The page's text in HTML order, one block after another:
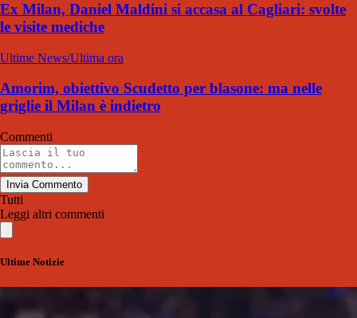
Ex Milan, Daniel Maldini si accasa al Cagliari: svolte
le visite mediche
Ultime News/Ultima ora
Amorim, obiettivo Scudetto per blasone: ma nelle
griglie il Milan è indietro
Commenti
Invia Commento
Tutti
Leggi altri commenti
Ultime Notizie